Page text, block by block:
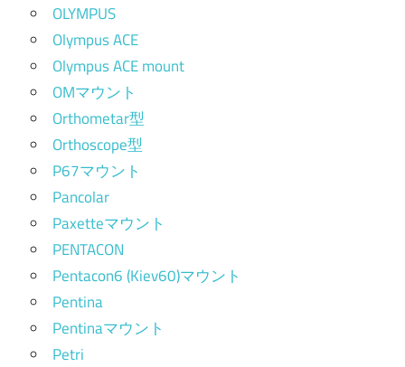
OLYMPUS
Olympus ACE
Olympus ACE mount
OMマウント
Orthometar型
Orthoscope型
P67マウント
Pancolar
Paxetteマウント
PENTACON
Pentacon6 (Kiev60)マウント
Pentina
Pentinaマウント
Petri